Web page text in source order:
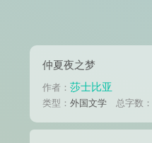
仲夏夜之梦
作者： 莎士比亚
类型： 外国文学 总字数：